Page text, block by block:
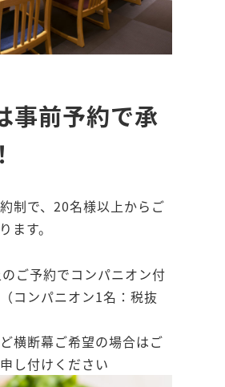
事前予約で承
制で、20名様以上からご
ます。
のご予約でコンパニオン付
コンパニオン1名：税抜
横断幕ご希望の場合はご
し付けください